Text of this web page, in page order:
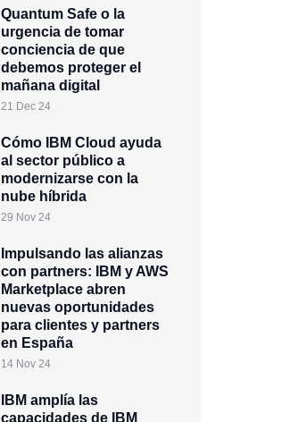
Quantum Safe o la
urgencia de tomar
conciencia de que
debemos proteger el
mañana digital
21 Dec 24
Cómo IBM Cloud ayuda
al sector público a
modernizarse con la
nube híbrida
29 Nov 24
Impulsando las alianzas
con partners: IBM y AWS
Marketplace abren
nuevas oportunidades
para clientes y partners
en España
14 Nov 24
IBM amplía las
capacidades de IBM